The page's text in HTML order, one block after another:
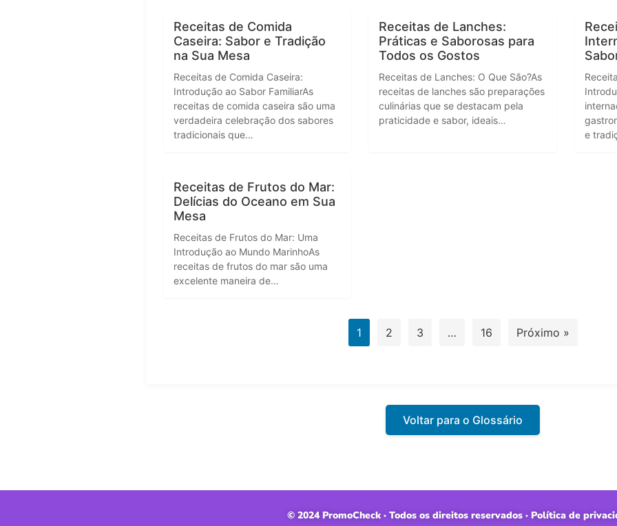
Receitas de Comida
Caseira: Sabor e Tradição
na Sua Mesa
Receitas de Comida Caseira:
Introdução ao Sabor FamiliarAs
receitas de comida caseira são uma
verdadeira celebração dos sabores
tradicionais que…
Receitas de Lanches:
Práticas e Saborosas para
Todos os Gostos
Receitas de Lanches: O Que São?As
receitas de lanches são preparações
culinárias que se destacam pela
praticidade e sabor, ideais…
e
Receitas de Frutos do Mar:
Delícias do Oceano em Sua
Mesa
Receitas de Frutos do Mar: Uma
Introdução ao Mundo MarinhoAs
receitas de frutos do mar são uma
excelente maneira de…
1 2 3 … 16 Próximo »
Voltar para o Glossário
© 2024 PromoCheck · Todos os direitos reservados · Política de